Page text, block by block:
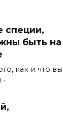
специи,
быть на
как и что вы
-